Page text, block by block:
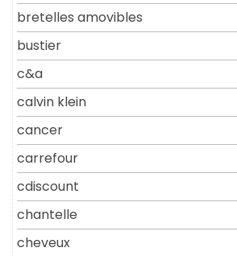
bretelles amovibles
bustier
c&a
calvin klein
cancer
carrefour
cdiscount
chantelle
cheveux